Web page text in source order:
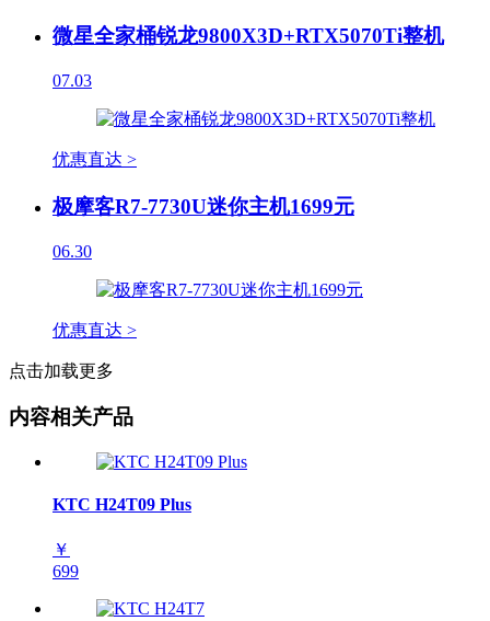
微星全家桶锐龙9800X3D+RTX5070Ti整机
07.03
优惠直达 >
极摩客R7-7730U迷你主机1699元
06.30
优惠直达 >
点击加载更多
内容相关产品
KTC H24T09 Plus
￥
699